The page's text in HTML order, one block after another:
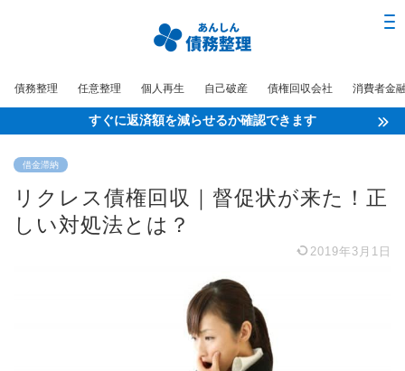
債務整理 任意整理 個人再生 自己破産 債権回収会社 消費者金
すぐに返済額を減らせるか確認できます
借金滞納
リクレス債権回収｜督促状が来た！正
しい対処法とは？
2019年3月1日